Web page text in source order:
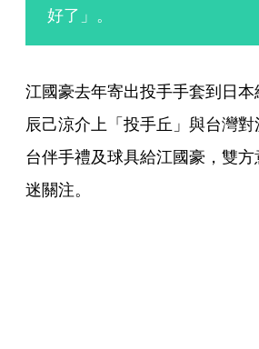
好了」。
江國豪去年寄出投手手套到日
辰己涼介上「投手丘」與台灣
台伴手禮及球具給江國豪，雙
迷關注。